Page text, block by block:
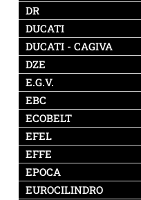
DR
DUCATI
DUCATI - CAGIVA
DZE
E.G.V.
EBC
ECOBELT
EFEL
EFFE
EPOCA
EUROCILINDRO